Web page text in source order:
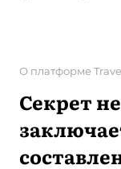
О платформе
Секрет